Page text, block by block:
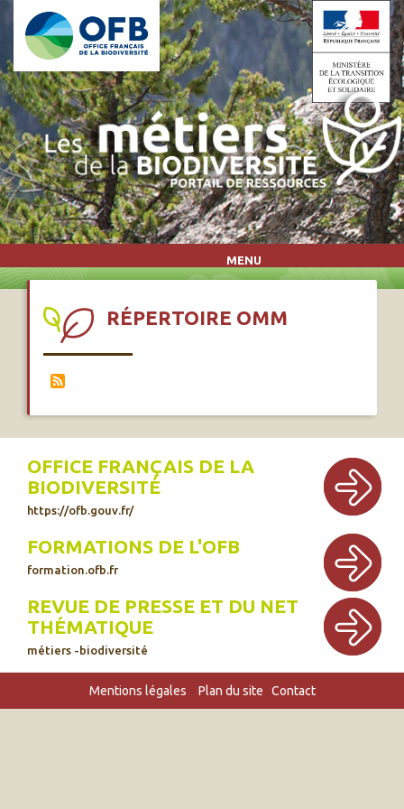
Aller au contenu principal
MENU
RÉPERTOIRE OMM
OFFICE FRANÇAIS DE LA
BIODIVERSITÉ
https://ofb.gouv.fr/
FORMATIONS DE L'OFB
formation.ofb.fr
REVUE DE PRESSE ET DU NET
THÉMATIQUE
métiers -biodiversité
Mentions légales Plan du site Contact